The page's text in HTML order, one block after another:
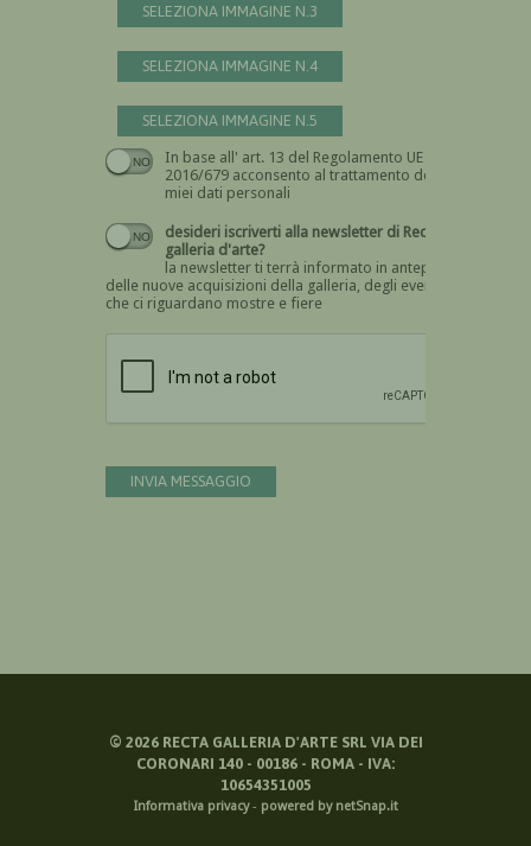
SELEZIONA IMMAGINE N.3
SELEZIONA IMMAGINE N.4
SELEZIONA IMMAGINE N.5
In base all' art. 13 del Regolamento UE n.
2016/679 acconsento al trattamento dei
miei dati personali
Devi dare il consenso
desideri iscriverti alla newsletter di Recta
galleria d'arte?
la newsletter ti terrà informato in anteprima
delle nuove acquisizioni della galleria, degli eventi
che ci riguardano mostre e fiere
INVIA MESSAGGIO
© 2026RECTA GALLERIA D'ARTE SRL VIA DEI
CORONARI 140 - 00186 - ROMA - IVA:
10654351005
Informativa privacy- powered by netSnap.it